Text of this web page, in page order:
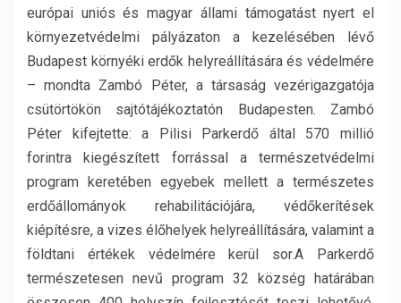
európai uniós és magyar állami támogatást nyert el
környezetvédelmi pályázaton a kezelésében lévő
Budapest környéki erdők helyreállítására és védelmére
– mondta Zambó Péter, a társaság vezérigazgatója
csütörtökön sajtótájékoztatón Budapesten. Zambó
Péter kifejtette: a Pilisi Parkerdő által 570 millió
forintra kiegészített forrással a természetvédelmi
program keretében egyebek mellett a természetes
erdőállományok rehabilitációjára, védőkerítések
kiépítésre, a vizes élőhelyek helyreállítására, valamint a
földtani értékek védelmére kerül sor.A Parkerdő
természetesen nevű program 32 község határában